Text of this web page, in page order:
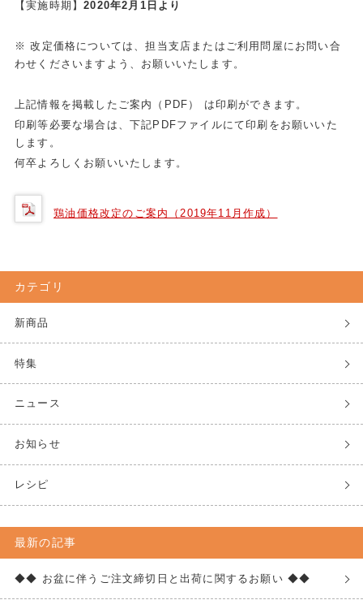
【実施時期】2020年2月1日より
※ 改定価格については、担当支店またはご利用問屋にお問い合
わせくださいますよう、お願いいたします。
上記情報を掲載したご案内（PDF） は印刷ができます。
印刷等必要な場合は、下記PDFファイルにて印刷をお願いいた
します。
何卒よろしくお願いいたします。
鶏油価格改定のご案内（2019年11月作成）
カテゴリ
新商品
特集
ニュース
お知らせ
レシピ
最新の記事
◆◆ お盆に伴うご注文締切日と出荷に関するお願い ◆◆